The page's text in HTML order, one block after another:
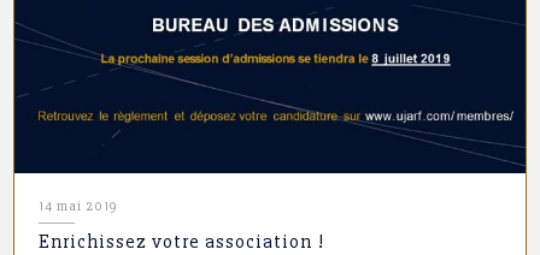
14 mai 2019
Enrichissez votre association !